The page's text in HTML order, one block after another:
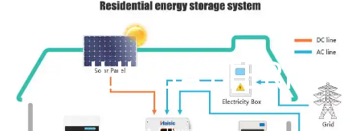
TR
RU
THUISBATTERIJ